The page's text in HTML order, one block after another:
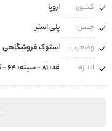
کشور:
اروپا
جنس:
پلی استر
وضعیت:
استوک فروشگاهی
اندازه:
قد: 81 - سینه: 64 - کمر: 65